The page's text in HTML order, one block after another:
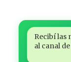
Recibí las
al canal